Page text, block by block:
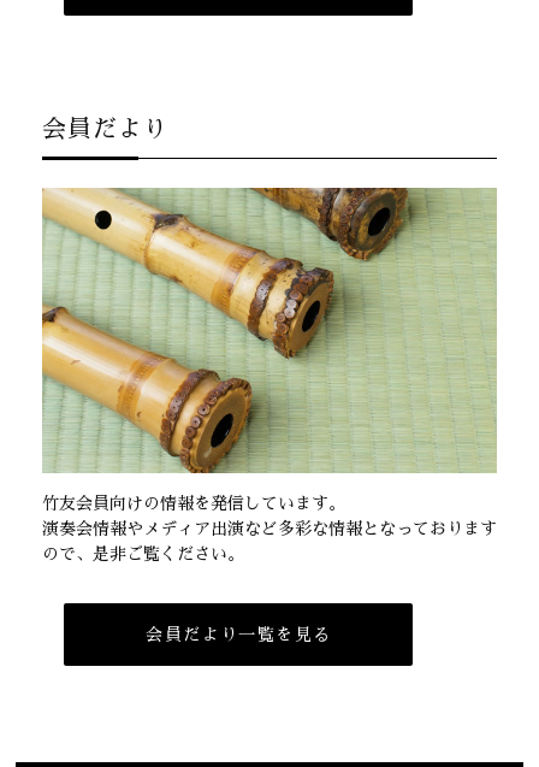
会員だより
竹友会員向けの情報を発信しています。
演奏会情報やメディア出演など多彩な情報となっております
ので、是非ご覧ください。
会員だより一覧を見る